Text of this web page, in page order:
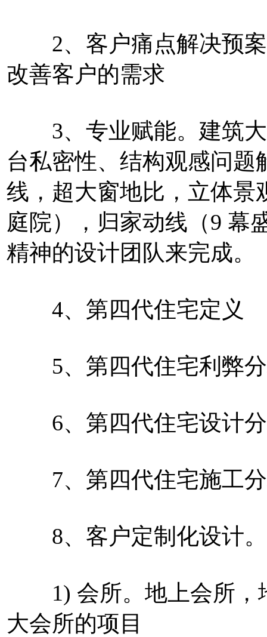
2、客户痛点解决预案
改善客户的需求
3、专业赋能。建筑大
台私密性、结构观感问
线，超大窗地比，立体景
庭院），归家动线（9 幕
精神的设计团队来完成。
4、第四代住宅定义
5、第四代住宅利弊
6、第四代住宅设计分
7、第四代住宅施工
8、客户定制化设计。
1) 会所。地上会所，
大会所的项目